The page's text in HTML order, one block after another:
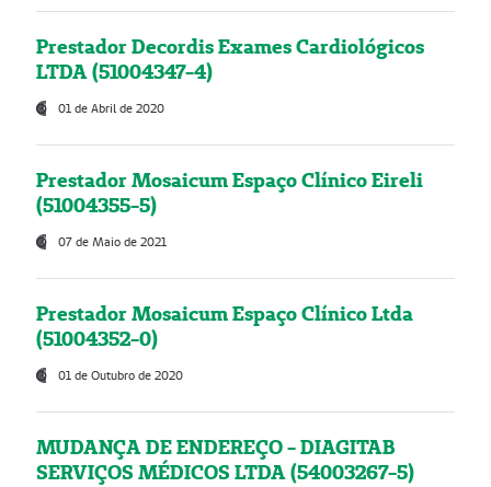
Prestador Decordis Exames Cardiológicos
LTDA (51004347-4)
01 de Abril de 2020
Prestador Mosaicum Espaço Clínico Eireli
(51004355-5)
07 de Maio de 2021
Prestador Mosaicum Espaço Clínico Ltda
(51004352-0)
01 de Outubro de 2020
MUDANÇA DE ENDEREÇO - DIAGITAB
SERVIÇOS MÉDICOS LTDA (54003267-5)